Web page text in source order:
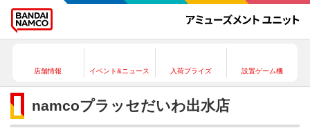
店舗情報 イベント&ニュース 入荷プライズ 設置ゲーム機
namcoプラッセだいわ出水店